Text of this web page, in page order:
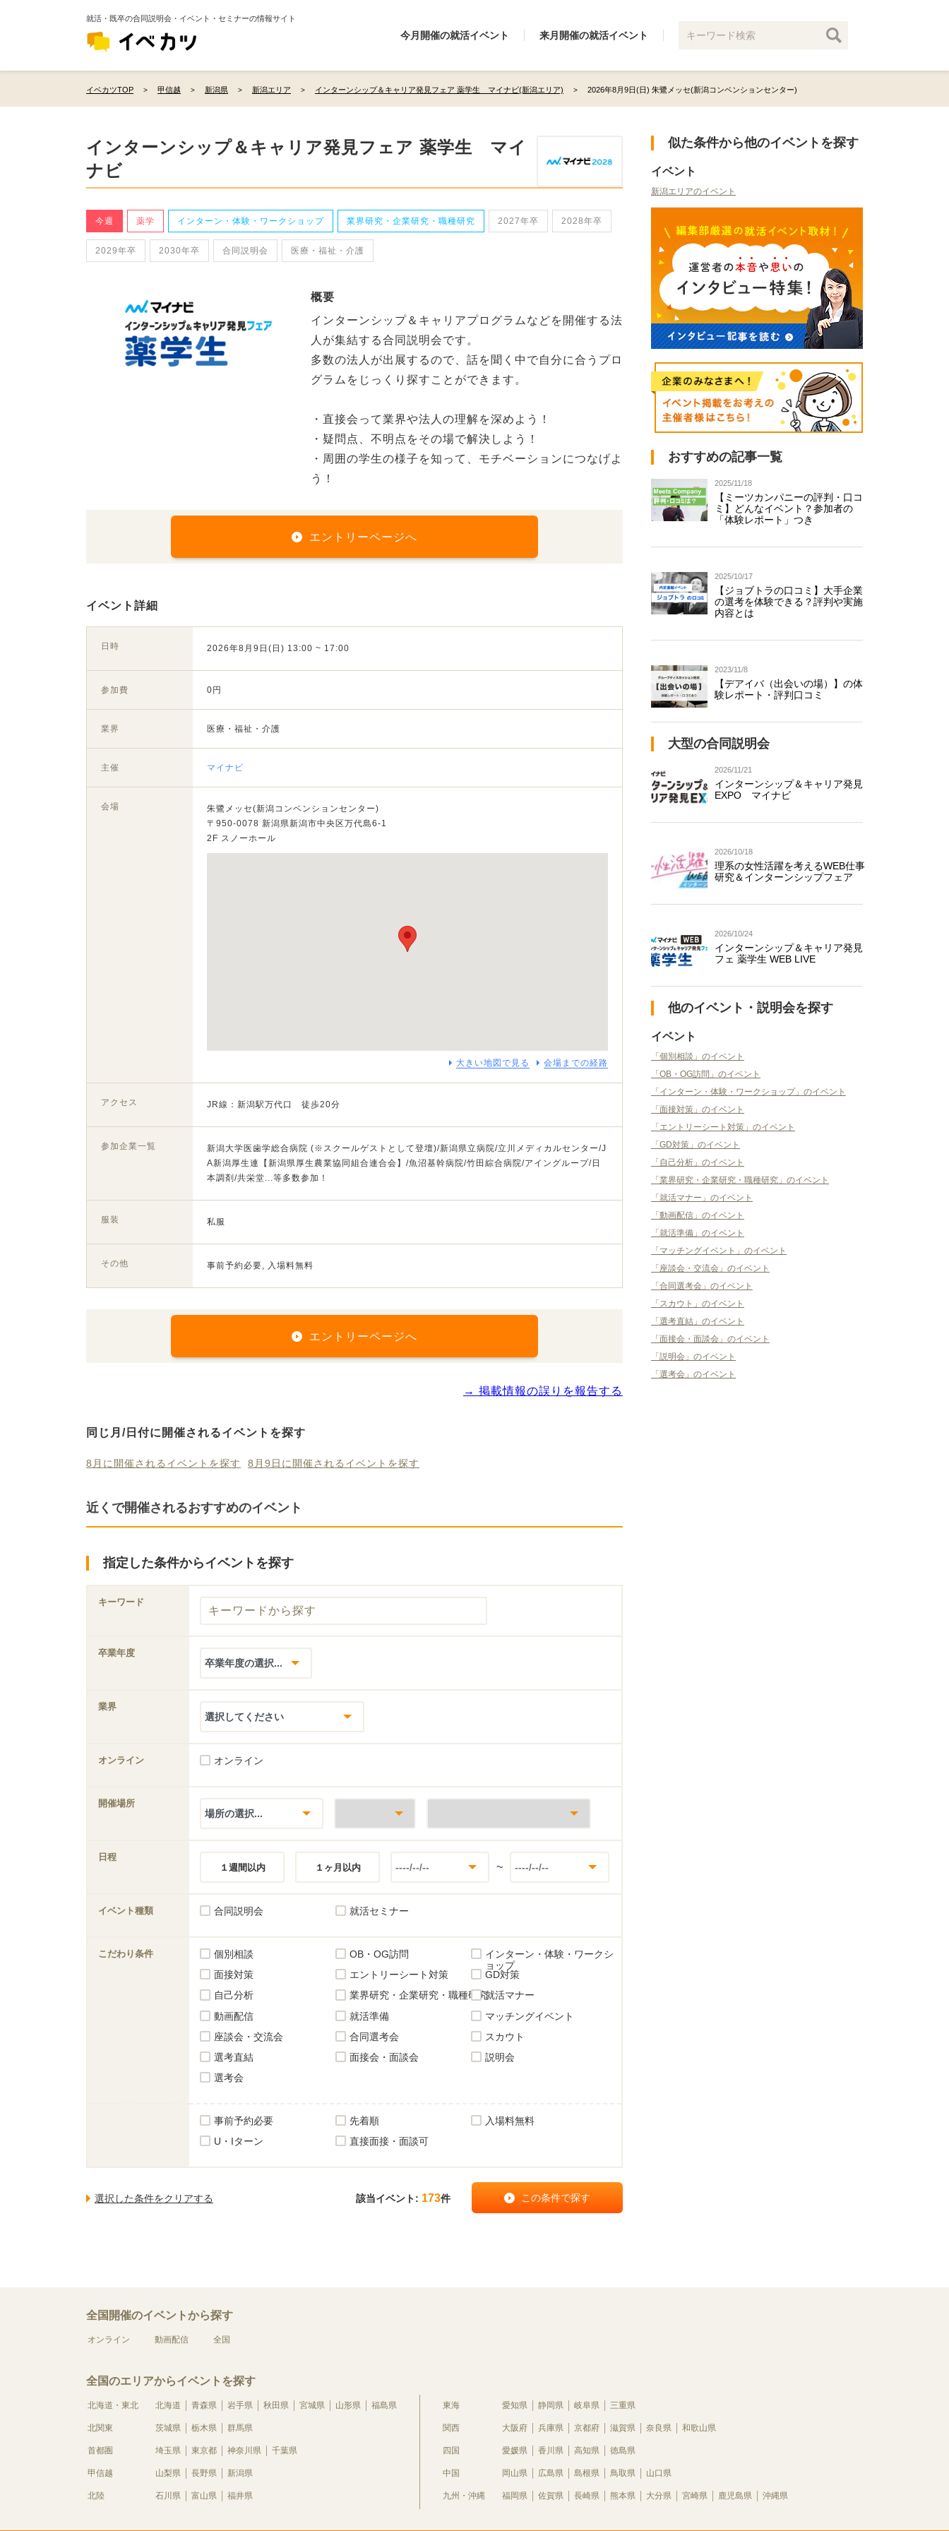
就活・既卒の合同説明会・イベント・セミナーの情報サイト
今月開催の就活イベント 来月開催の就活イベント
イベカツTOP 甲信越 新潟県 新潟エリア インターンシップ＆キャリア発見フェア 薬学生 マイナビ(新潟エリア) 2026年8月9日(日) 朱鷺メッセ(新潟コンベンションセンター)
インターンシップ＆キャリア発見フェア 薬学生 マイ
ナビ
今週 薬学 インターン・体験・ワークショップ 業界研究・企業研究・職種研究 2027年卒 2028年卒
2029年卒 2030年卒 合同説明会 医療・福祉・介護
概要
インターンシップ＆キャリアプログラムなどを開催する法
人が集結する合同説明会です。
多数の法人が出展するので、話を聞く中で自分に合うプロ
グラムをじっくり探すことができます。
・直接会って業界や法人の理解を深めよう！
・疑問点、不明点をその場で解決しよう！
・周囲の学生の様子を知って、モチベーションにつなげよ
う！
エントリーページへ
イベント詳細
日時 2026年8月9日(日) 13:00 ~ 17:00
参加費 0円
業界 医療・福祉・介護
主催 マイナビ
会場
朱鷺メッセ(新潟コンベンションセンター)
〒950-0078 新潟県新潟市中央区万代島6-1
2F スノーホール
大きい地図で見る 会場までの経路
アクセス JR線：新潟駅万代口 徒歩20分
参加企業一覧
新潟大学医歯学総合病院 (※スクールゲストとして登壇)/新潟県立病院/立川メディカルセンター/J
A新潟厚生連【新潟県厚生農業協同組合連合会】/魚沼基幹病院/竹田綜合病院/アイングループ/日
本調剤/共栄堂...等多数参加！
服装 私服
その他 事前予約必要, 入場料無料
エントリーページへ
→ 掲載情報の誤りを報告する
同じ月/日付に開催されるイベントを探す
8月に開催されるイベントを探す 8月9日に開催されるイベントを探す
近くで開催されるおすすめのイベント
指定した条件からイベントを探す
キーワード
卒業年度
業界
オンライン オンライン
開催場所
日程
１週間以内
１ヶ月以内 ~
イベント種類 合同説明会 就活セミナー
こだわり条件 個別相談 OB・OG訪問
インターン・体験・ワークシ
ョップ
面接対策
エントリーシート対策
GD対策
自己分析
業界研究・企業研究・職種研究就活マナー
動画配信
就活準備
マッチングイベント
座談会・交流会
合同選考会
スカウト
選考直結
面接会・面談会
説明会
選考会
事前予約必要 先着順
入場料無料
U・Iターン
直接面接・面談可
該当イベント: 173件
似た条件から他のイベントを探す
イベント
新潟エリアのイベント
おすすめの記事一覧
2025/11/18
【ミーツカンパニーの評判・口コ
ミ】どんなイベント？参加者の
「体験レポート」つき
2025/10/17
【ジョブトラの口コミ】大手企業
の選考を体験できる？評判や実施
内容とは
2023/11/8
【デアイバ（出会いの場）】の体
験レポート・評判口コミ
大型の合同説明会
2026/11/21
インターンシップ＆キャリア発見
EXPO マイナビ
2026/10/18
理系の女性活躍を考えるWEB仕事
研究＆インターンシップフェア
2026/10/24
インターンシップ＆キャリア発見
フェ 薬学生 WEB LIVE
他のイベント・説明会を探す
イベント
「個別相談」のイベント
「OB・OG訪問」のイベント
「インターン・体験・ワークショップ」のイベント
「面接対策」のイベント
「エントリーシート対策」のイベント
「GD対策」のイベント
「自己分析」のイベント
「業界研究・企業研究・職種研究」のイベント
「就活マナー」のイベント
「動画配信」のイベント
「就活準備」のイベント
「マッチングイベント」のイベント
「座談会・交流会」のイベント
「合同選考会」のイベント
「スカウト」のイベント
「選考直結」のイベント
「面接会・面談会」のイベント
「説明会」のイベント
「選考会」のイベント
全国開催のイベントから探す
オンライン 動画配信 全国
全国のエリアからイベントを探す
北海道・東北 北海道 青森県 岩手県 秋田県 宮城県 山形県 福島県
北関東 茨城県 栃木県 群馬県
首都圏 埼玉県 東京都 神奈川県 千葉県
甲信越 山梨県 長野県 新潟県
北陸 石川県 富山県 福井県
東海 愛知県 静岡県 岐阜県 三重県
関西 大阪府 兵庫県 京都府 滋賀県 奈良県 和歌山県
四国 愛媛県 香川県 高知県 徳島県
中国 岡山県 広島県 島根県 鳥取県 山口県
九州・沖縄 福岡県 佐賀県 長崎県 熊本県 大分県 宮崎県 鹿児島県 沖縄県